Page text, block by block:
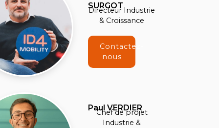
SURGOT
Directeur Industrie
& Croissance
Contactez-
nous
Paul VERDIER
Chef de projet
Industrie &